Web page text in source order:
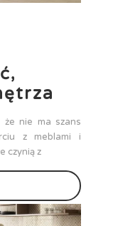
że nie ma szans
z meblami i
czynią z